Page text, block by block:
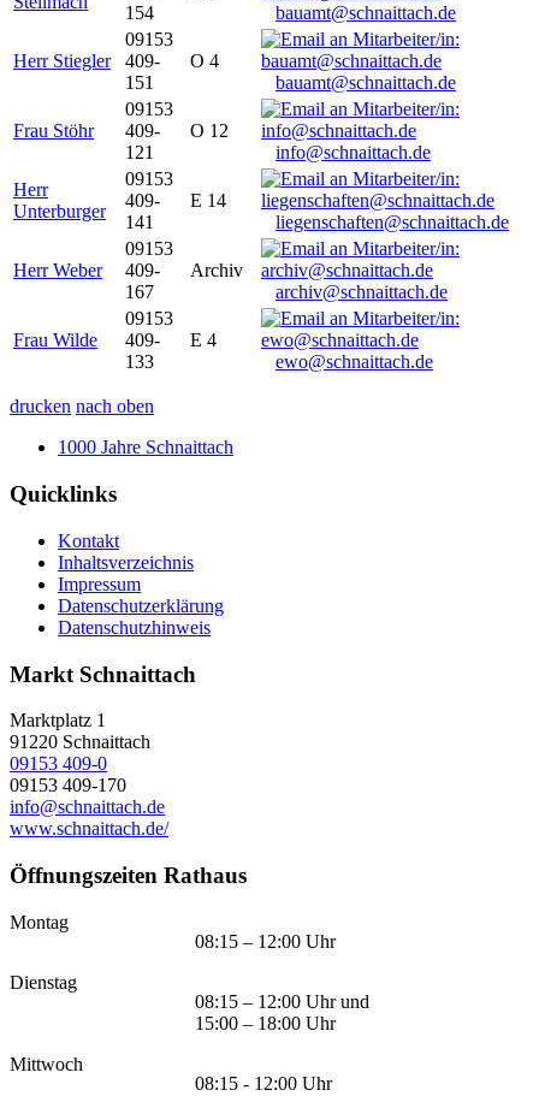
154
bauamt@schnaittach.de
Herr Stiegler
09153
409-
151
O 4
bauamt@schnaittach.de
Frau Stöhr
09153
409-
121
O 12
info@schnaittach.de
Herr
Unterburger
09153
409-
141
E 14
liegenschaften@schnaittach.de
Herr Weber
09153
409-
167
Archiv
archiv@schnaittach.de
Frau Wilde
09153
409-
133
E 4
ewo@schnaittach.de
drucken nach oben
1000 Jahre Schnaittach
Quicklinks
Kontakt
Inhaltsverzeichnis
Impressum
Datenschutzerklärung
Datenschutzhinweis
Markt Schnaittach
Marktplatz 1
91220 Schnaittach
09153 409-0
09153 409-170
info@schnaittach.de
www.schnaittach.de/
Öffnungszeiten Rathaus
Montag
08:15 – 12:00 Uhr
Dienstag
08:15 – 12:00 Uhr und
15:00 – 18:00 Uhr
Mittwoch
08:15 - 12:00 Uhr